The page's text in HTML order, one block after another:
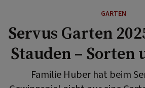
GARTEN
Servus Garten
Stauden – Sorten
Familie Huber hat beim